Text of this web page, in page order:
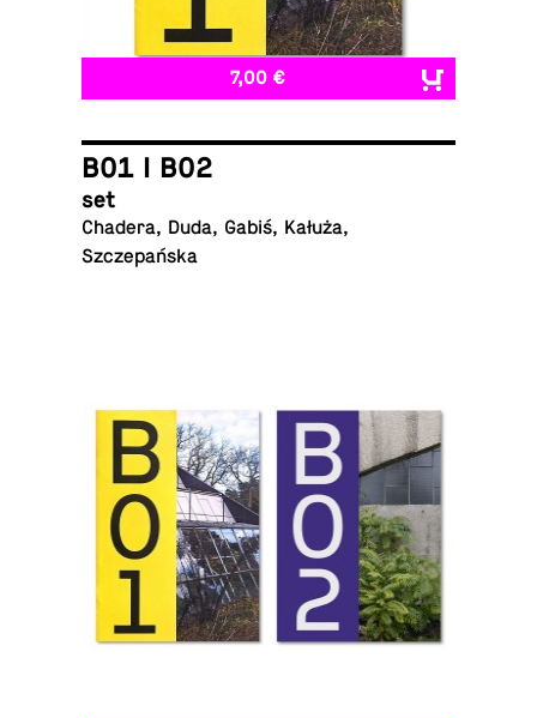
7,00 €
B01 I B02
set
Chadera, Duda, Gabiś, Kałuża,
Szczepańska